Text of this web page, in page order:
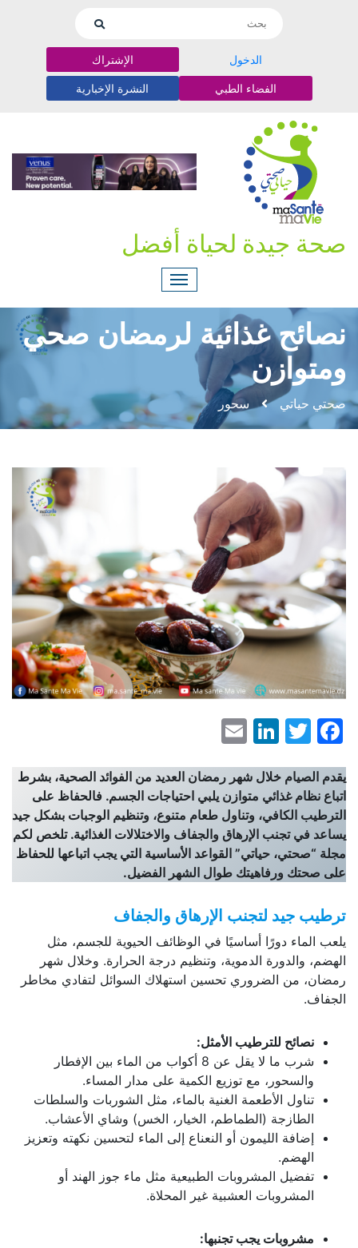
الدخول الإشتراك
الفضاء الطبي النشرة الإخبارية
صحة جيدة لحياة أفضل
نصائح غذائية لرمضان صحي
ومتوازن
صحتي حياتي سحور
Facebook
Twitter
LinkedIn
يقدم الصيام خلال شهر رمضان العديد من الفوائد الصحية، بشرط
اتباع نظام غذائي متوازن يلبي احتياجات الجسم. فالحفاظ على
الترطيب الكافي، وتناول طعام متنوع، وتنظيم الوجبات بشكل جيد
يساعد في تجنب الإرهاق والجفاف والاختلالات الغذائية. تلخص لكم
مجلة “صحتي، حياتي” القواعد الأساسية التي يجب اتباعها للحفاظ
على صحتك ورفاهيتك طوال الشهر الفضيل.
ترطيب جيد لتجنب الإرهاق والجفاف
يلعب الماء دورًا أساسيًا في الوظائف الحيوية للجسم، مثل
الهضم، والدورة الدموية، وتنظيم درجة الحرارة. وخلال شهر
رمضان، من الضروري تحسين استهلاك السوائل لتفادي مخاطر
الجفاف.
نصائح للترطيب الأمثل:
شرب ما لا يقل عن 8 أكواب من الماء بين الإفطار
والسحور، مع توزيع الكمية على مدار المساء.
تناول الأطعمة الغنية بالماء، مثل الشوربات والسلطات
الطازجة (الطماطم، الخيار، الخس) وشاي الأعشاب.
إضافة الليمون أو النعناع إلى الماء لتحسين نكهته وتعزيز
الهضم.
تفضيل المشروبات الطبيعية مثل ماء جوز الهند أو
المشروبات العشبية غير المحلاة.
مشروبات يجب تجنبها: